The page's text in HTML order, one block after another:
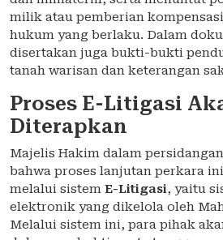
milik atau pemberian
hukum yang berlaku. Dalam
disertakan juga bukti-bukti
tanah warisan dan keterangan
Proses E-Litigasi
Diterapkan
Majelis Hakim dalam
bahwa proses lanjutan perkara
melalui sistem E-Litigasi, yaitu
elektronik yang dikelola oleh
Melalui sistem ini, para pihak